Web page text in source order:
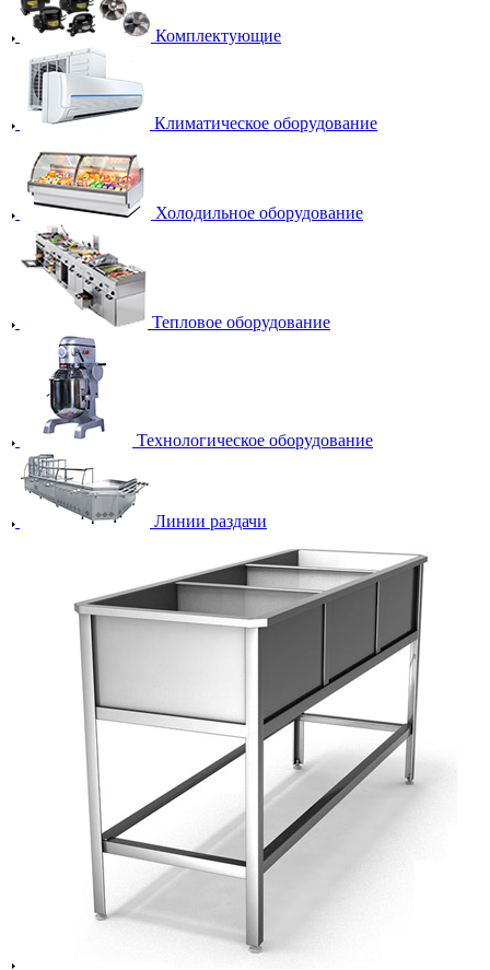
Комплектующие
Климатическое оборудование
Холодильное оборудование
Тепловое оборудование
Технологическое оборудование
Линии раздачи